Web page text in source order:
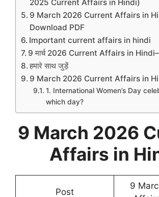
2025 Current Affairs in Hindi)
9 March 2026 Current Affairs in
Download PDF
Important current affairs in hindi
9 मार्च 2026 Current Affairs in Hindi–
हमारे साथ जुड़ें
9 March 2026 Current Affairs in
1. International Women’s Day
which day?
9 March 2026
Affairs in
Post
9